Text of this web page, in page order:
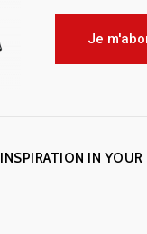
Je
INSPIRATION IN YOUR